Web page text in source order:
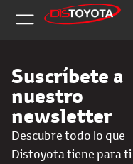
Suscríbete a
nuestro
newsletter
Descubre todo lo que
Distoyota tiene para ti